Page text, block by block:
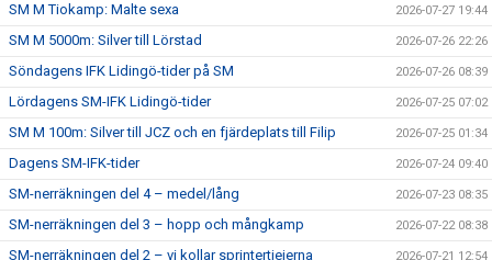
SM M Tiokamp: Malte sexa 2026-07-27 19:44
SM M 5000m: Silver till Lörstad 2026-07-26 22:26
Söndagens IFK Lidingö-tider på SM 2026-07-26 08:39
Lördagens SM-IFK Lidingö-tider 2026-07-25 07:02
SM M 100m: Silver till JCZ och en fjärdeplats till Filip 2026-07-25 01:34
Dagens SM-IFK-tider 2026-07-24 09:40
SM-nerräkningen del 4 – medel/lång 2026-07-23 08:35
SM-nerräkningen del 3 – hopp och mångkamp 2026-07-22 08:38
SM-nerräkningen del 2 – vi kollar sprintertjejerna 2026-07-21 12:54